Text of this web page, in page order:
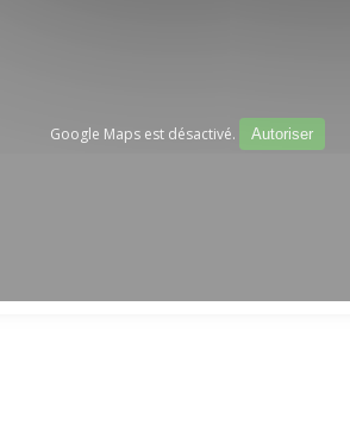
Google Maps est désactivé. Autoriser